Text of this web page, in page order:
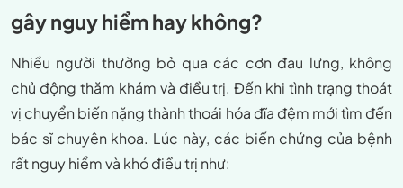
gây nguy hiểm hay không?
Nhiều người thường bỏ qua các cơn đau lưng, không
chủ động thăm khám và điều trị. Đến khi tình trạng thoát
vị chuyển biến nặng thành thoái hóa đĩa đệm mới tìm đến
bác sĩ chuyên khoa. Lúc này, các biến chứng của bệnh
rất nguy hiểm và khó điều trị như: